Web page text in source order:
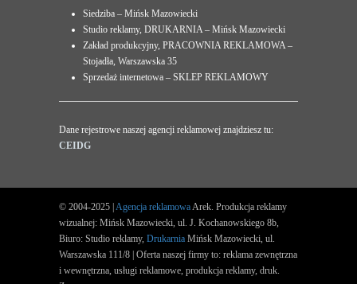
Siedziba – Mińsk Mazowiecki
Studio reklamy, DRUKARNIA – Mińsk Mazowiecki
Zakład produkcyjny, PRACOWNIA REKLAMOWA –
Stojadła, Warszawska 35
Sprzedaż internetowa – SKLEP REKLAMOWY
Dane rejestrowe naszej agencji reklamowej znajdziesz tu:
CEIDG
© 2004-2025 | Agencja reklamowaArek. Produkcja reklamy
wizualnej: Mińsk Mazowiecki, ul. J. Kochanowskiego 8b,
Biuro: Studio reklamy, Drukarnia Mińsk Mazowiecki, ul.
Warszawska 111/8 | Oferta naszej firmy to: reklama zewnętrzna
i wewnętrzna, usługi reklamowe, produkcja reklamy, druk.